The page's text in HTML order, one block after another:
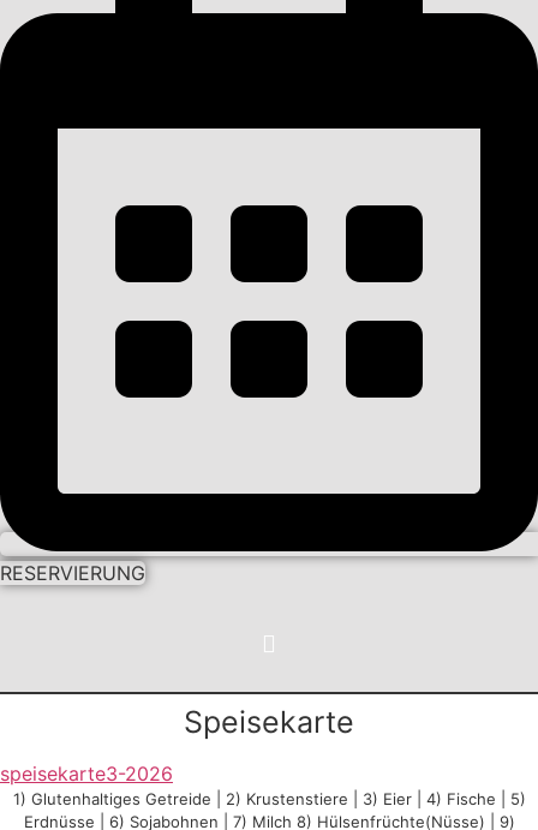
RESERVIERUNG
Speisekarte
speisekarte3-2026
1) Glutenhaltiges Getreide | 2) Krustenstiere | 3) Eier | 4) Fische | 5)
Erdnüsse | 6) Sojabohnen | 7) Milch 8) Hülsenfrüchte(Nüsse) | 9)